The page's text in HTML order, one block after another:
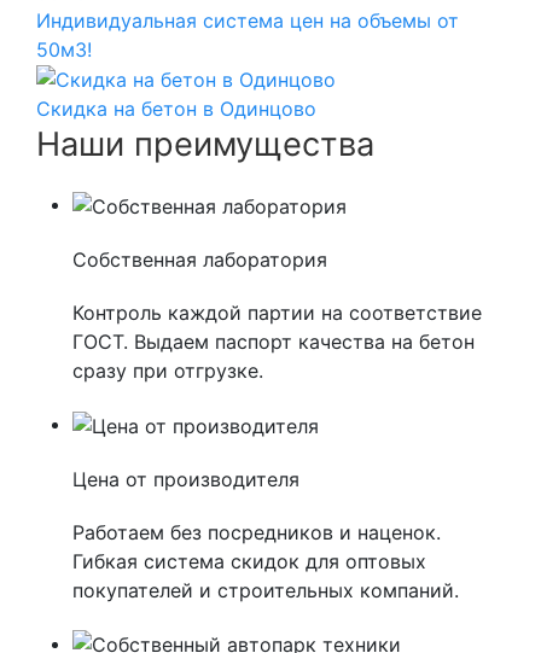
Индивидуальная система цен на объемы от
50м3!
Скидка на бетон в Одинцово
Наши преимущества
Собственная лаборатория
Контроль каждой партии на соответствие
ГОСТ. Выдаем паспорт качества на бетон
сразу при отгрузке.
Цена от производителя
Работаем без посредников и наценок.
Гибкая система скидок для оптовых
покупателей и строительных компаний.